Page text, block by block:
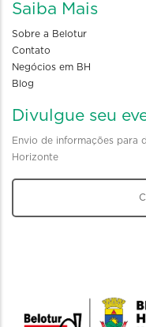
Saiba Mais
Sobre a Belotur
Contato
Negócios em BH
Blog
Divulgue seu
Envio de informações para
Horizonte